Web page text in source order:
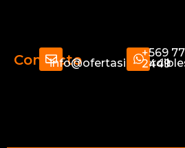
Contacto
+569
2449